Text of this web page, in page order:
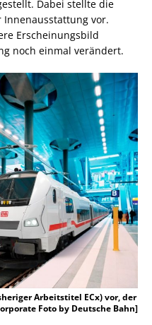
Dabei stellte die
Innenausstattung vor.
Erscheinungsbild
noch einmal verändert.
Arbeitstitel ECx) vor, der
Foto by Deutsche Bahn]